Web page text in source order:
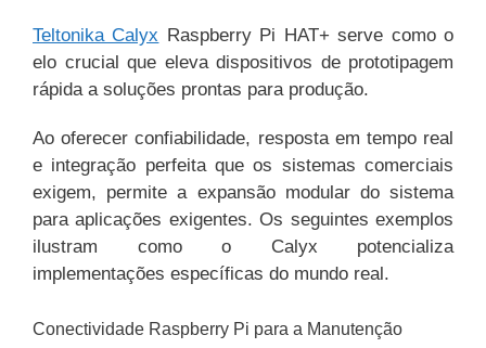
Teltonika Calyx Raspberry Pi HAT+ serve como o
elo crucial que eleva dispositivos de prototipagem
rápida a soluções prontas para produção.
Ao oferecer confiabilidade, resposta em tempo real
e integração perfeita que os sistemas comerciais
exigem, permite a expansão modular do sistema
para aplicações exigentes. Os seguintes exemplos
ilustram como o Calyx potencializa
implementações específicas do mundo real.
Conectividade Raspberry Pi para a Manutenção